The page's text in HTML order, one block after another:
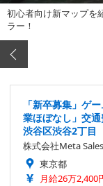
初心者向け新マップを
ラー！
「新卒募集」ゲ
業ほぼなし」交
渋谷区渋谷2丁目
株式会社Meta Sales
東京都
月給26万2,400